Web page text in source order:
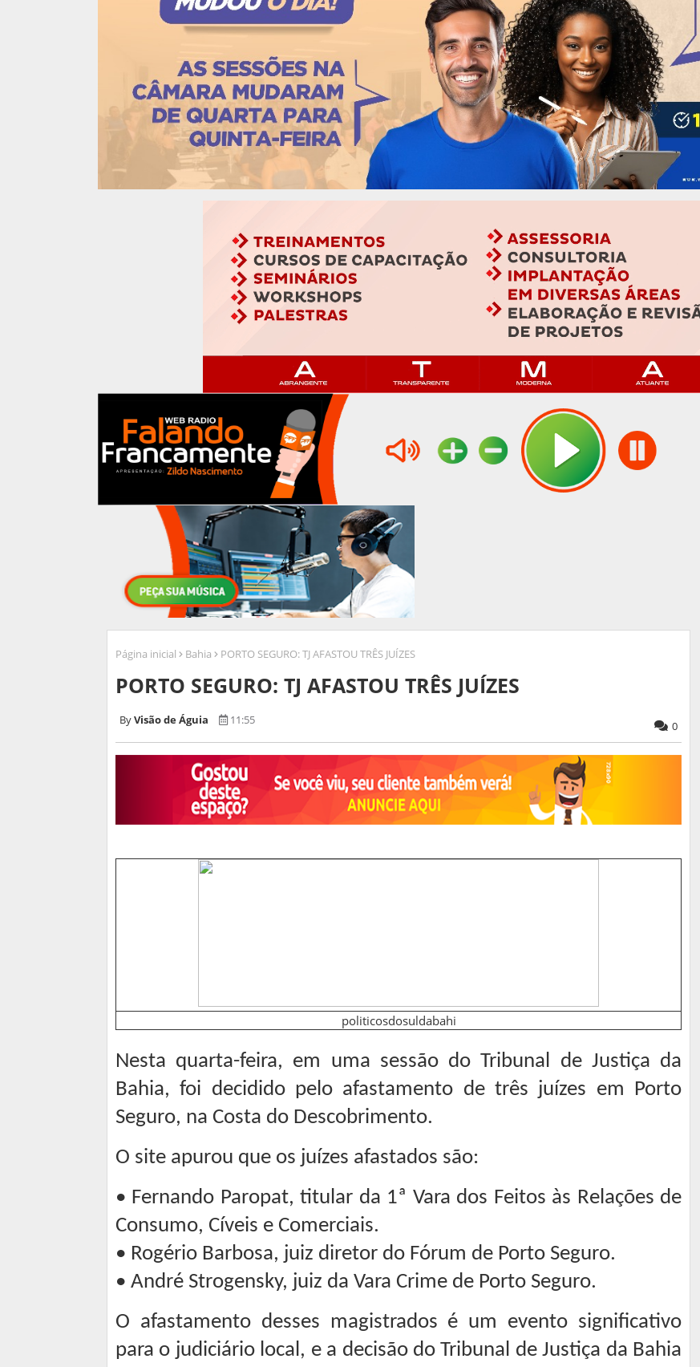
Página inicial Bahia PORTO SEGURO: TJ AFASTOU TRÊS JUÍZES
PORTO SEGURO: TJ AFASTOU TRÊS JUÍZES
Visão de Águia 11:55 0
politicosdosuldabahi
Nesta quarta-feira, em uma sessão do Tribunal de Justiça da
Bahia, foi decidido pelo afastamento de três juízes em Porto
Seguro, na Costa do Descobrimento.
O site apurou que os juízes afastados são:
• Fernando Paropat, titular da 1ª Vara dos Feitos às Relações de
Consumo, Cíveis e Comerciais.
• Rogério Barbosa, juiz diretor do Fórum de Porto Seguro.
• André Strogensky, juiz da Vara Crime de Porto Seguro.
O afastamento desses magistrados é um evento significativo
para o judiciário local, e a decisão do Tribunal de Justiça da Bahia